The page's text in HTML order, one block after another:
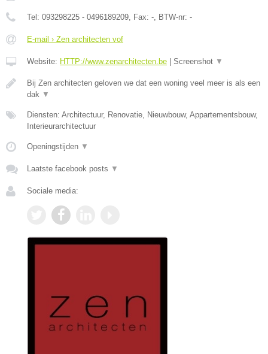
Tel: 093298225 - 0496189209, Fax: -, BTW-nr: -
E-mail › Zen architecten vof
Website: HTTP://www.zenarchitecten.be Screenshot ▼
Bij Zen architecten geloven we dat een woning veel meer is als een
dak ▼
Diensten: Architectuur, Renovatie, Nieuwbouw, Appartementsbouw,
Interieurarchitectuur
Openingstijden ▼
Laatste facebook posts ▼
Sociale media: